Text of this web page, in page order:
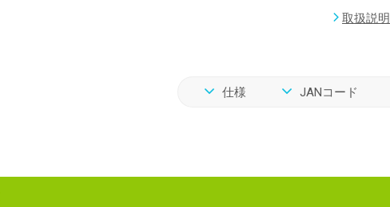
取扱説
仕様 JANコード